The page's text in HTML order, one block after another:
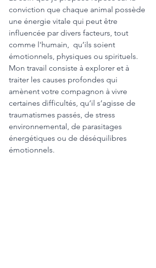
conviction que chaque animal possède
une énergie vitale qui peut être
influencée par divers facteurs, tout
comme l'humain,  qu’ils soient
émotionnels, physiques ou spirituels.
Mon travail consiste à explorer et à
traiter les causes profondes qui
amènent votre compagnon à vivre
certaines difficultés, qu’il s’agisse de
traumatismes passés, de stress
environnemental, de parasitages
énergétiques ou de déséquilibres
émotionnels.